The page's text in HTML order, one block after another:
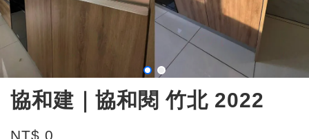
協和建｜協和閱 竹北 2022
NT$ 0